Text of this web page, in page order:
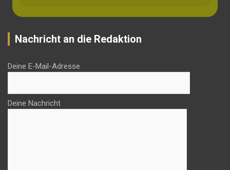
Nachricht an die Redaktion
Deine E-Mail-Adresse
Deine Nachricht